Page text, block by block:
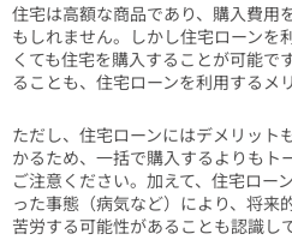
住宅は高額な商品であり、購入費用
もしれません。しかし住宅ローンを
くても住宅を購入することが可能で
ることも、住宅ローンを利用するメ
ただし、住宅ローンにはデメリット
かるため、一括で購入するよりもト
ご注意ください。加えて、住宅ロー
った事態（病気など）により、将来
苦労する可能性があることも認識し